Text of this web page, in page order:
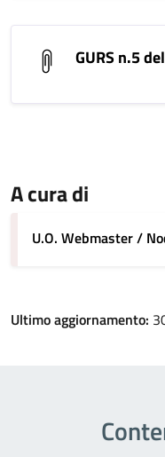
GURS n.5
A cura di
U.O. Webmaster /
Ultimo aggiornamento: